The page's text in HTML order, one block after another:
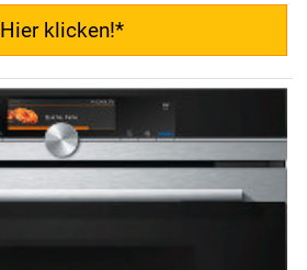
Hier klicken!*